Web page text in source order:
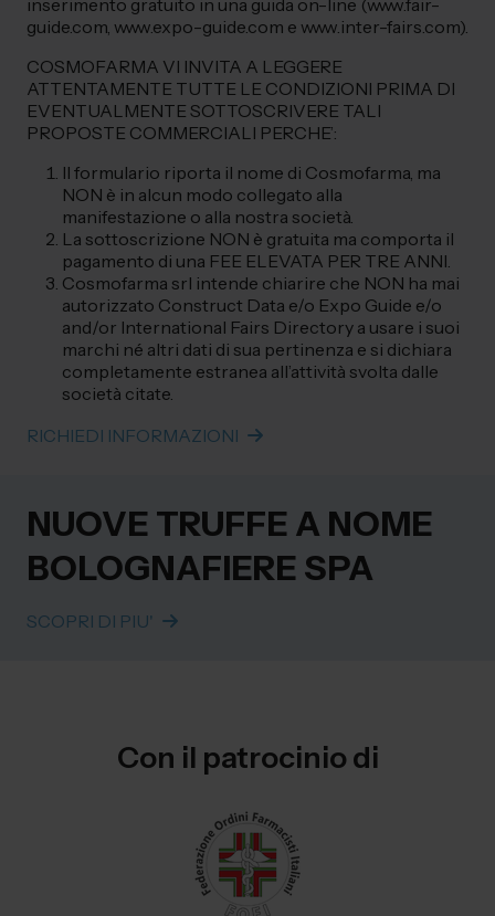
inserimento gratuito in una guida on-line (www.fair-
guide.com, www.expo-guide.com e www.inter-fairs.com).
COSMOFARMA VI INVITA A LEGGERE
ATTENTAMENTE TUTTE LE CONDIZIONI PRIMA DI
EVENTUALMENTE SOTTOSCRIVERE TALI
PROPOSTE COMMERCIALI PERCHE’:
Il formulario riporta il nome di Cosmofarma, ma
NON è in alcun modo collegato alla
manifestazione o alla nostra società.
La sottoscrizione NON è gratuita ma comporta il
pagamento di una FEE ELEVATA PER TRE ANNI.
Cosmofarma srl intende chiarire che NON ha mai
autorizzato Construct Data e/o Expo Guide e/o
and/or International Fairs Directory a usare i suoi
marchi né altri dati di sua pertinenza e si dichiara
completamente estranea all’attività svolta dalle
società citate.
RICHIEDI INFORMAZIONI
NUOVE TRUFFE A NOME
BOLOGNAFIERE SPA
SCOPRI DI PIU'
Con il patrocinio di